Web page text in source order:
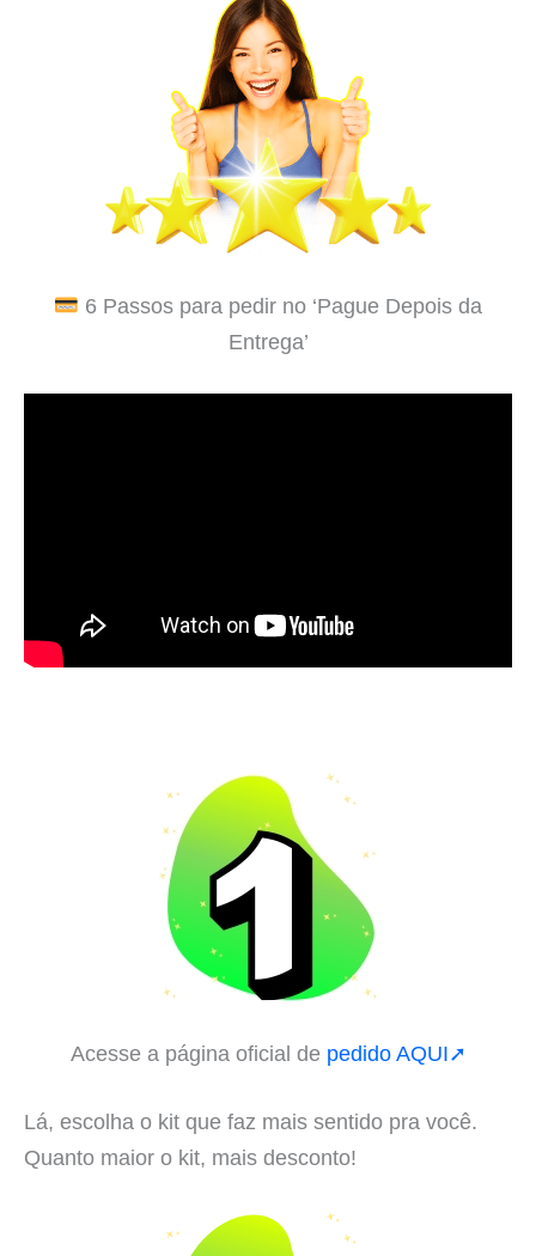
6 Passos para pedir no ‘Pague Depois da
Entrega’
Acesse a página oficial de pedido AQUI➚
Lá, escolha o kit que faz mais sentido pra você.
Quanto maior o kit, mais desconto!